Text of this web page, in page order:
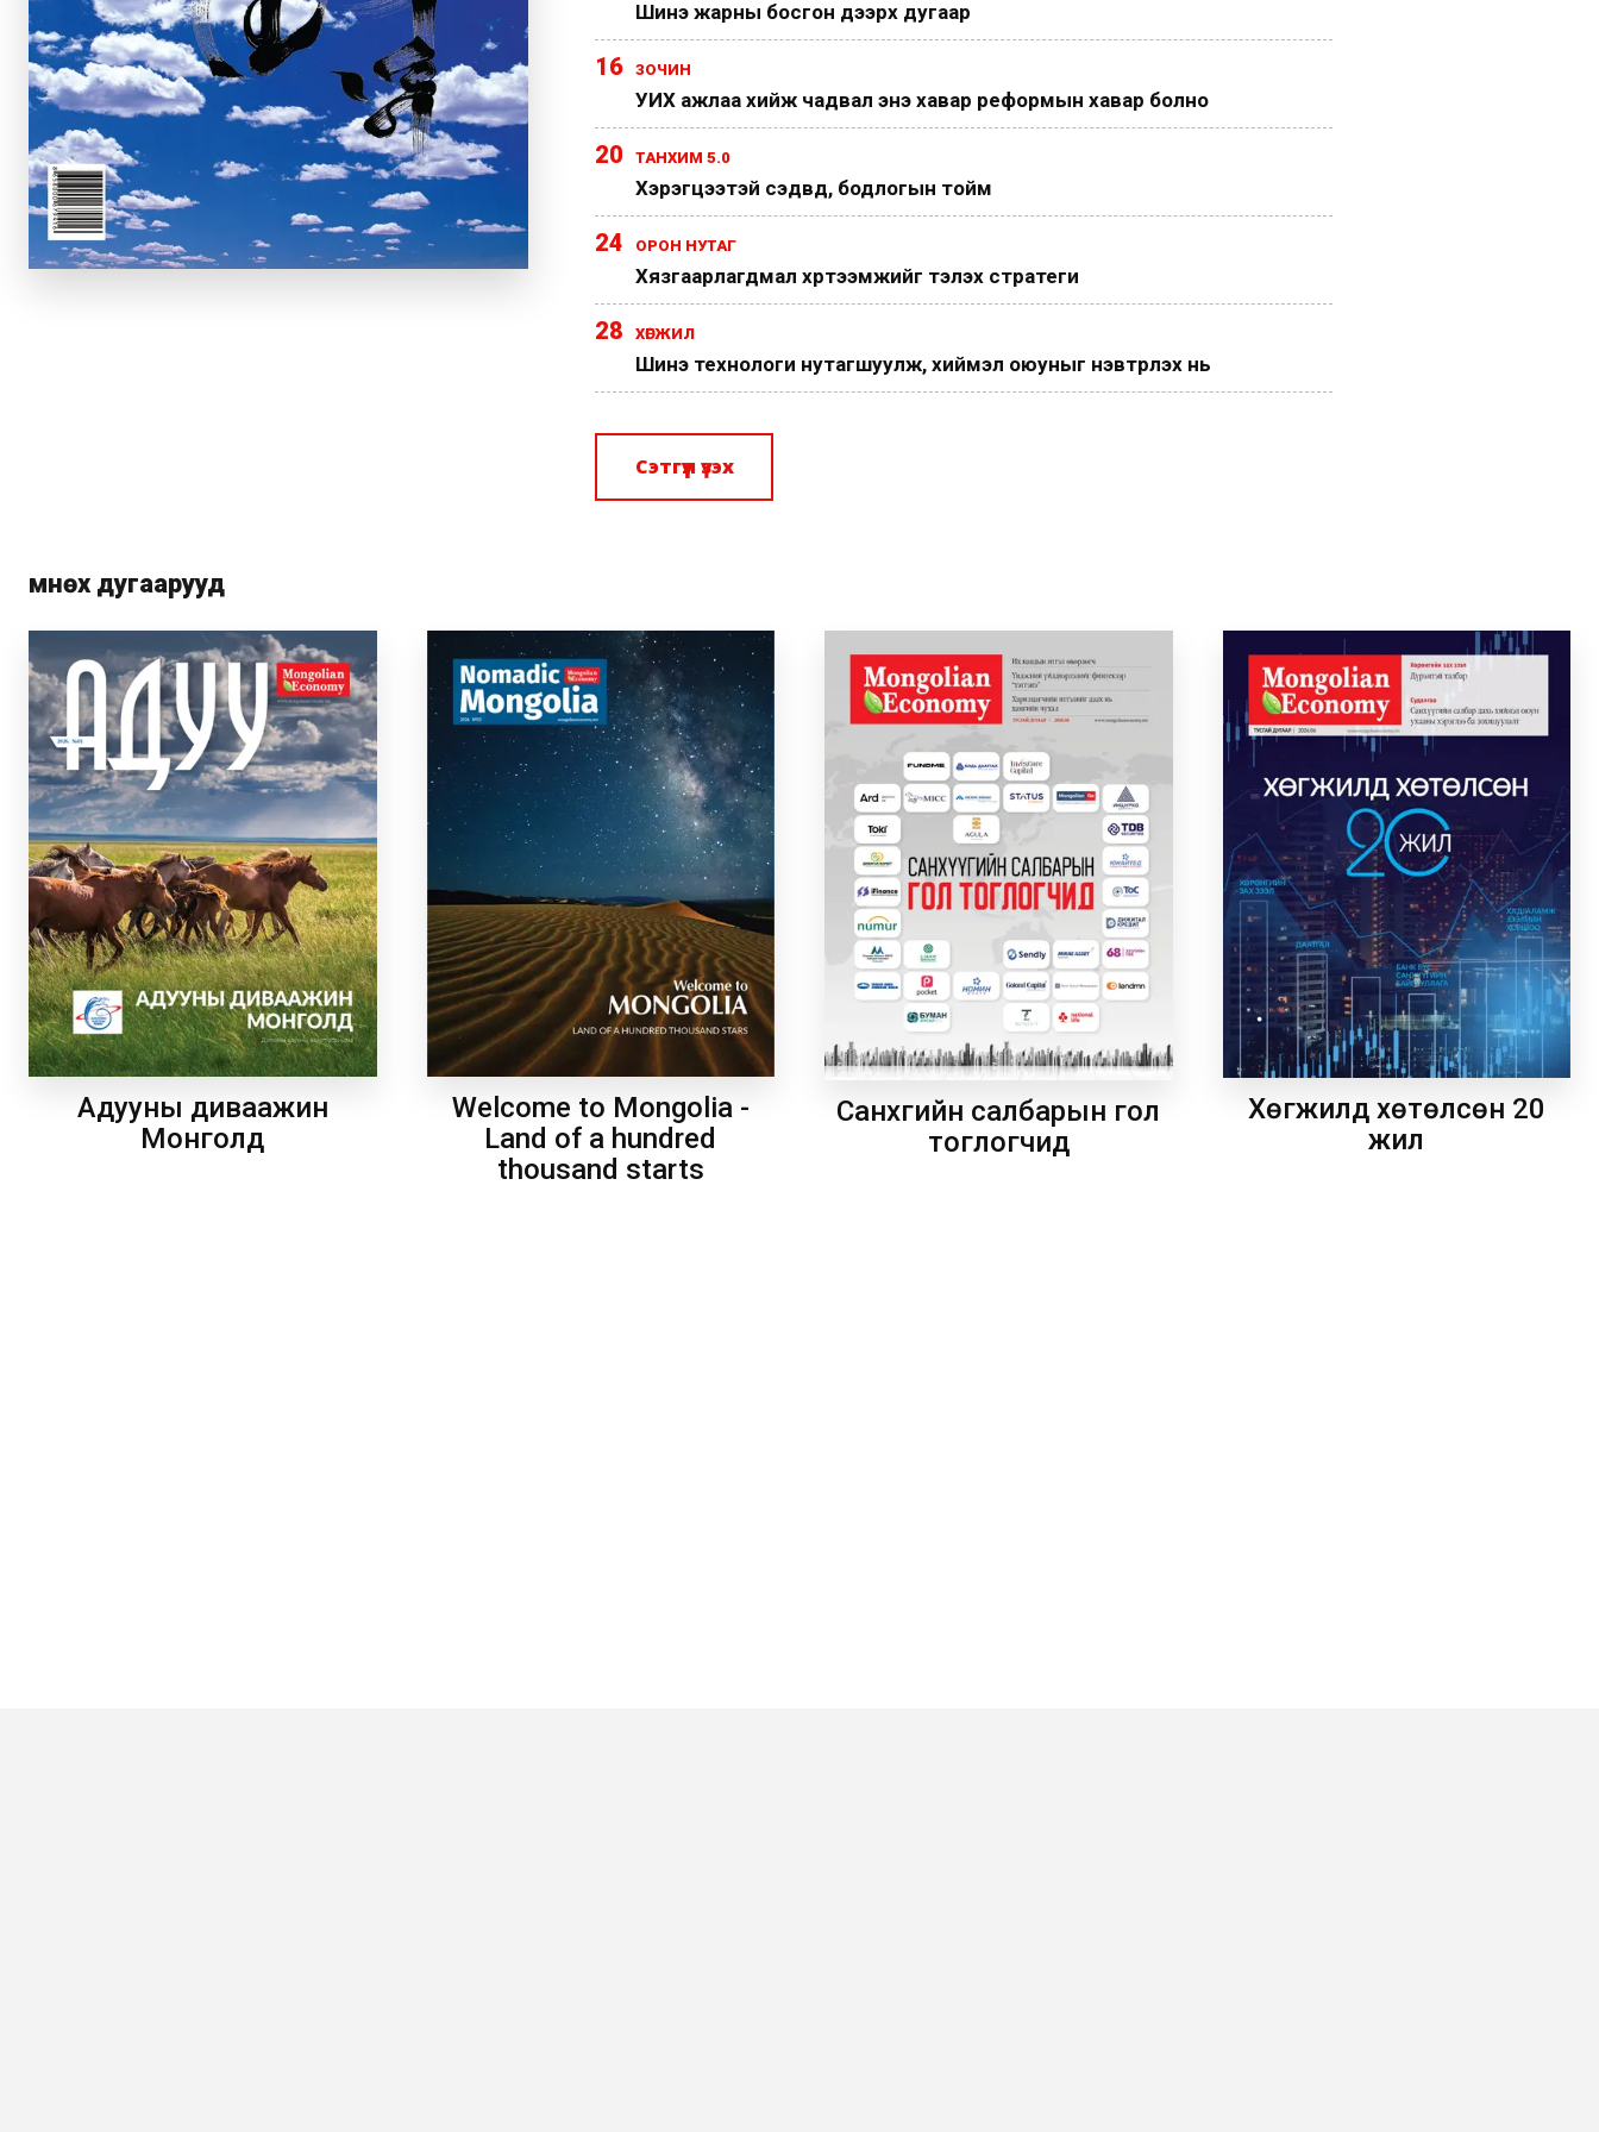
Шинэ жарны босгон дээрх дугаар
16 ЗОЧИН
УИХ ажлаа хийж чадвал энэ хавар реформын хавар болно
20 ТАНХИМ 5.0
Хэрэгцээтэй сэдвүүд, бодлогын тойм
24 ОРОН НУТАГ
Хязгаарлагдмал хүртээмжийг тэлэх стратеги
28 ХӨГЖИЛ
Шинэ технологи нутагшуулж, хиймэл оюуныг нэвтрүүлэх нь
Сэтгүүл үзэх
Өмнөх дугаарууд
Адууны диваажин
Монголд
Welcome to Mongolia -
Land of a hundred
thousand starts
Санхүүгийн салбарын гол
тоглогчид
Хөгжилд хөтөлсөн 20
жил